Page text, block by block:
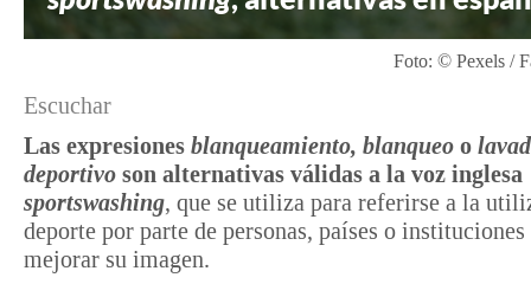
Foto: © Pexels /
Escuchar
Las expresiones blanqueamiento, blanqueo o
deportivo son alternativas válidas a la voz inglesa
sportswashing, que se utiliza para referirse a la
deporte por parte de personas, países o instituciones
mejorar su imagen.